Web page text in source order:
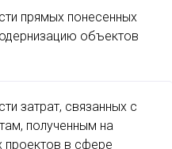
прямых понесенных
объектов
затрат, связанных с
полученным на
проектов в сфере